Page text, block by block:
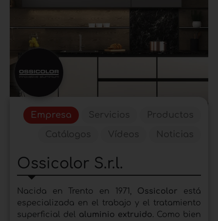
Empresa Servicios
Productos
Catálogos
Vídeos Noticias
Ossicolor S.r.l.
Nacida en Trento en 1971, Ossicolor está
especializada en el trabajo y el tratamiento
superficial del aluminio extruido. Como bien